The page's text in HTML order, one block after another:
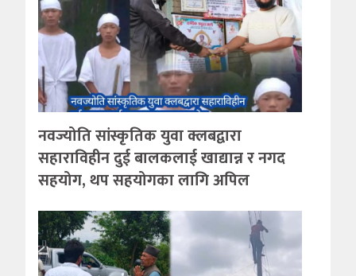
नवज्योति सांस्कृतिक युवा क्लबद्वारा
सहाराविहीन दुई बालकलाई खाद्यान्न र नगद
सहयोग, थप सहयोगका लागि अपिल